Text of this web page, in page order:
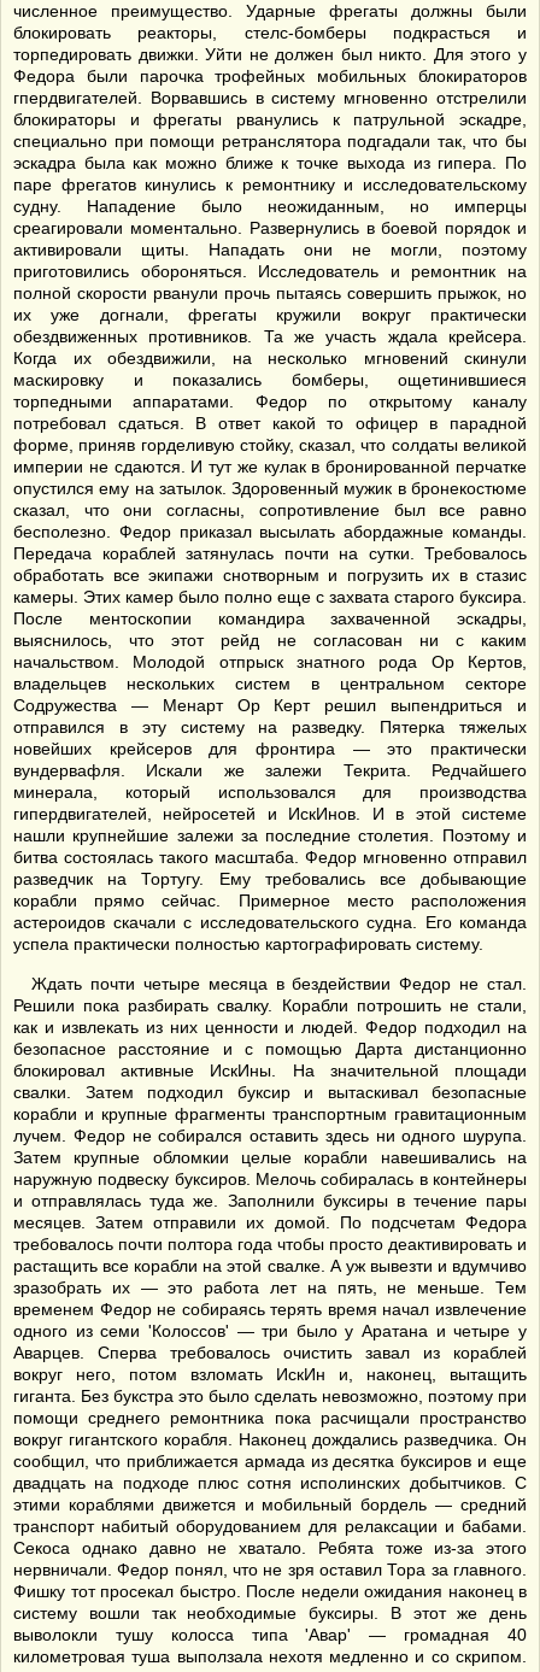
численное преимущество. Ударные фрегаты должны были
блокировать реакторы, стелс-бомберы подкрасться и
торпедировать движки. Уйти не должен был никто. Для этого у
Федора были парочка трофейных мобильных блокираторов
гпердвигателей. Ворвавшись в систему мгновенно отстрелили
блокираторы и фрегаты рванулись к патрульной эскадре,
специально при помощи ретранслятора подгадали так, что бы
эскадра была как можно ближе к точке выхода из гипера. По
паре фрегатов кинулись к ремонтнику и исследовательскому
судну. Нападение было неожиданным, но имперцы
среагировали моментально. Развернулись в боевой порядок и
активировали щиты. Нападать они не могли, поэтому
приготовились обороняться. Исследователь и ремонтник на
полной скорости рванули прочь пытаясь совершить прыжок, но
их уже догнали, фрегаты кружили вокруг практически
обездвиженных противников. Та же участь ждала крейсера.
Когда их обездвижили, на несколько мгновений скинули
маскировку и показались бомберы, ощетинившиеся
торпедными аппаратами. Федор по открытому каналу
потребовал сдаться. В ответ какой то офицер в парадной
форме, приняв горделивую стойку, сказал, что солдаты великой
империи не сдаются. И тут же кулак в бронированной перчатке
опустился ему на затылок. Здоровенный мужик в бронекостюме
сказал, что они согласны, сопротивление был все равно
бесполезно. Федор приказал высылать абордажные команды.
Передача кораблей затянулась почти на сутки. Требовалось
обработать все экипажи снотворным и погрузить их в стазис
камеры. Этих камер было полно еще с захвата старого буксира.
После ментоскопии командира захваченной эскадры,
выяснилось, что этот рейд не согласован ни с каким
начальством. Молодой отпрыск знатного рода Ор Кертов,
владельцев нескольких систем в центральном секторе
Содружества — Менарт Ор Керт решил выпендриться и
отправился в эту систему на разведку. Пятерка тяжелых
новейших крейсеров для фронтира — это практически
вундервафля. Искали же залежи Текрита. Редчайшего
минерала, который использовался для производства
гипердвигателей, нейросетей и ИскИнов. И в этой системе
нашли крупнейшие залежи за последние столетия. Поэтому и
битва состоялась такого масштаба. Федор мгновенно отправил
разведчик на Тортугу. Ему требовались все добывающие
корабли прямо сейчас. Примерное место расположения
астероидов скачали с исследовательского судна. Его команда
успела практически полностью картографировать систему.
Ждать почти четыре месяца в бездействии Федор не стал.
Решили пока разбирать свалку. Корабли потрошить не стали,
как и извлекать из них ценности и людей. Федор подходил на
безопасное расстояние и с помощью Дарта дистанционно
блокировал активные ИскИны. На значительной площади
свалки. Затем подходил буксир и вытаскивал безопасные
корабли и крупные фрагменты транспортным гравитационным
лучем. Федор не собирался оставить здесь ни одного шурупа.
Затем крупные обломкии целые корабли навешивались на
наружную подвеску буксиров. Мелочь собиралась в контейнеры
и отправлялась туда же. Заполнили буксиры в течение пары
месяцев. Затем отправили их домой. По подсчетам Федора
требовалось почти полтора года чтобы просто деактивировать и
растащить все корабли на этой свалке. А уж вывезти и вдумчиво
зразобрать их — это работа лет на пять, не меньше. Тем
временем Федор не собираясь терять время начал извлечение
одного из семи 'Колоссов' — три было у Аратана и четыре у
Аварцев. Сперва требовалось очистить завал из кораблей
вокруг него, потом взломать ИскИн и, наконец, вытащить
гиганта. Без букстра это было сделать невозможно, поэтому при
помощи среднего ремонтника пока расчищали пространство
вокруг гигантского корабля. Наконец дождались разведчика. Он
сообщил, что приближается армада из десятка буксиров и еще
двадцать на подходе плюс сотня исполинских добытчиков. С
этими кораблями движется и мобильный бордель — средний
транспорт набитый оборудованием для релаксации и бабами.
Секоса однако давно не хватало. Ребята тоже из-за этого
нервничали. Федор понял, что не зря оставил Тора за главного.
Фишку тот просекал быстро. После недели ожидания наконец в
систему вошли так необходимые буксиры. В этот же день
выволокли тушу колосса типа 'Авар' — громадная 40
километровая туша выползала нехотя медленно и со скрипом.